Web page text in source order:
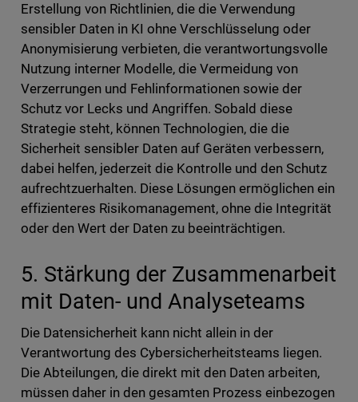
Erstellung von Richtlinien, die die Verwendung
sensibler Daten in KI ohne Verschlüsselung oder
Anonymisierung verbieten, die verantwortungsvolle
Nutzung interner Modelle, die Vermeidung von
Verzerrungen und Fehlinformationen sowie der
Schutz vor Lecks und Angriffen. Sobald diese
Strategie steht, können Technologien, die die
Sicherheit sensibler Daten auf Geräten verbessern,
dabei helfen, jederzeit die Kontrolle und den Schutz
aufrechtzuerhalten. Diese Lösungen ermöglichen ein
effizienteres Risikomanagement, ohne die Integrität
oder den Wert der Daten zu beeinträchtigen.
5. Stärkung der Zusammenarbeit
mit Daten- und Analyseteams
Die Datensicherheit kann nicht allein in der
Verantwortung des Cybersicherheitsteams liegen.
Die Abteilungen, die direkt mit den Daten arbeiten,
müssen daher in den gesamten Prozess einbezogen